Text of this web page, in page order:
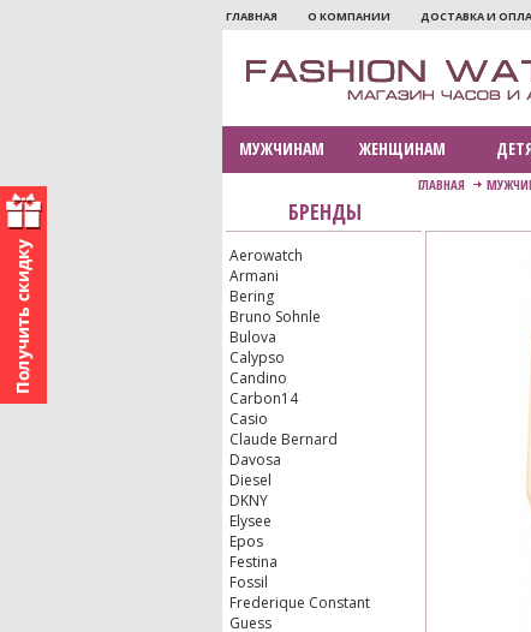
ГЛАВНАЯ О КОМПАНИИ ДОСТАВКА И
МУЖЧИНАМ ЖЕНЩИНАМ
ГЛАВНАЯ
БРЕНДЫ
Aerowatch
Armani
Bering
Bruno Sohnle
Bulova
Calypso
Candino
Carbon14
Casio
Claude Bernard
Davosa
Diesel
DKNY
Elysee
Epos
Festina
Fossil
Frederique Constant
Guess